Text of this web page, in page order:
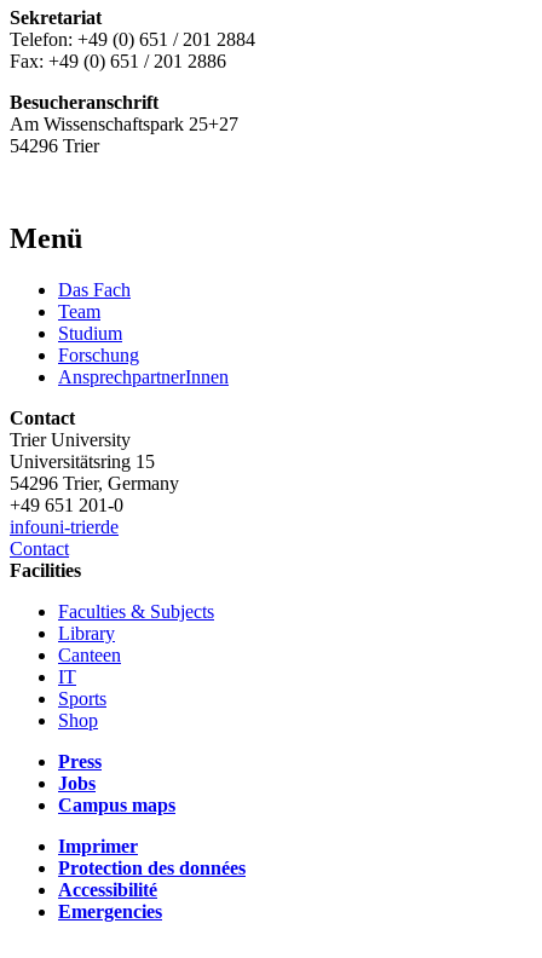
Sekretariat
Telefon: +49 (0) 651 / 201 2884
Fax: +49 (0) 651 / 201 2886
Besucheranschrift
Am Wissenschaftspark 25+27
54296 Trier
Menü
Das Fach
Team
Studium
Forschung
AnsprechpartnerInnen
Contact
Trier University
Universitätsring 15
54296 Trier, Germany
+49 651 201-0
infouni-trierde
Contact
Facilities
Faculties & Subjects
Library
Canteen
IT
Sports
Shop
Press
Jobs
Campus maps
Imprimer
Protection des données
Accessibilité
Emergencies